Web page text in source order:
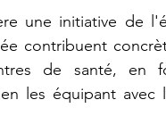
une initiative de
contribuent
de santé, en
les équipant avec